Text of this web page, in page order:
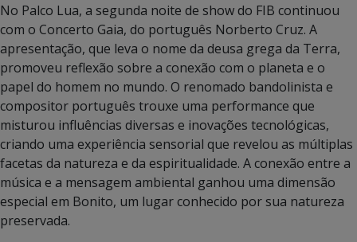
No Palco Lua, a segunda noite de show do FIB continuou
com o Concerto Gaia, do português Norberto Cruz. A
apresentação, que leva o nome da deusa grega da Terra,
promoveu reflexão sobre a conexão com o planeta e o
papel do homem no mundo. O renomado bandolinista e
compositor português trouxe uma performance que
misturou influências diversas e inovações tecnológicas,
criando uma experiência sensorial que revelou as múltiplas
facetas da natureza e da espiritualidade. A conexão entre a
música e a mensagem ambiental ganhou uma dimensão
especial em Bonito, um lugar conhecido por sua natureza
preservada.